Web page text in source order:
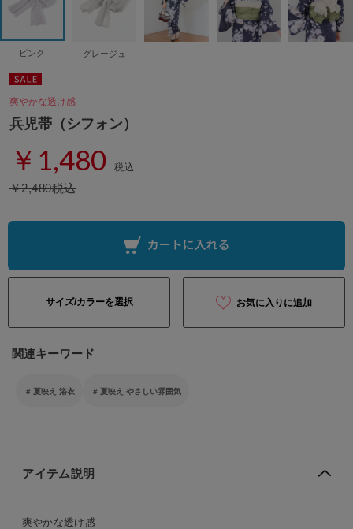
ピンク グレージュ
爽やかな透け感
兵児帯（シフォン）
￥1,480 税込
￥2,480税込
サイズ/カラーを選択 お気に入りに追加
関連キーワード
夏映え 浴衣 夏映え やさしい雰囲気
アイテム説明
爽やかな透け感